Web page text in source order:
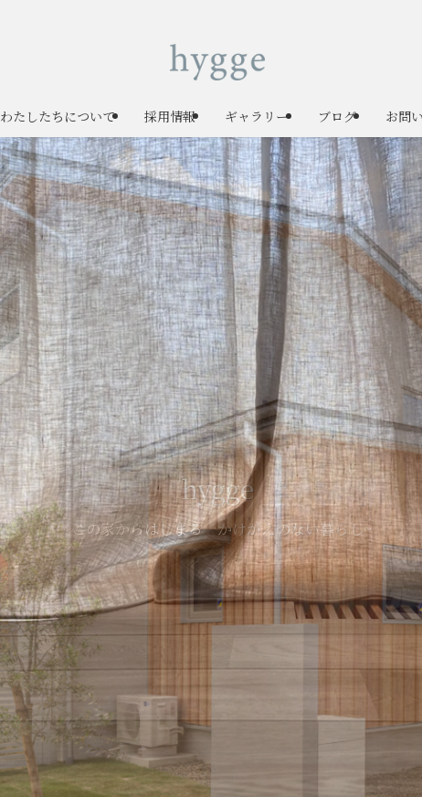
わたしたちについて 採用情報 ギャラリー ブログ お問
hygge
~この家からはじまる かけがえのない暮らし~